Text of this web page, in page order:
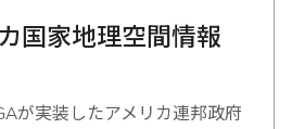
国家地理空間情報
が実装したアメリカ連邦政府